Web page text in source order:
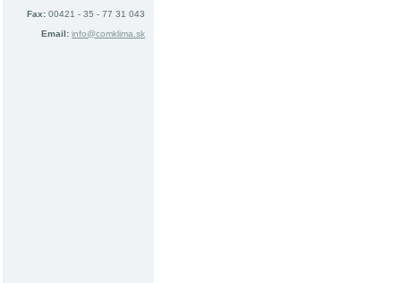
Fax: 00421 - 35 - 77 31 043
Email: info@comklima.sk